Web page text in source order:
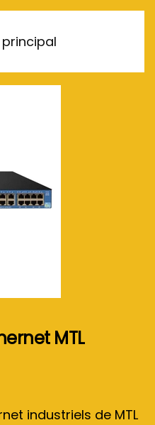
MTL
industriels de MTL